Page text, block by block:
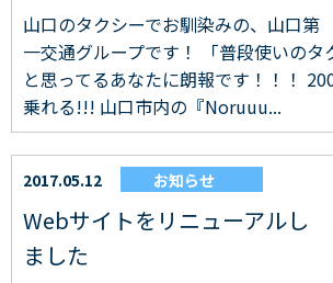
山口のタクシーでお馴染みの、山口第
一交通グループです！ 「普段使いのタ
と思ってるあなたに朗報です！！！
乗れる!!! 山口市内の『Noruuu...
2017.05.12 お知らせ
Webサイトをリニューアルし
ました